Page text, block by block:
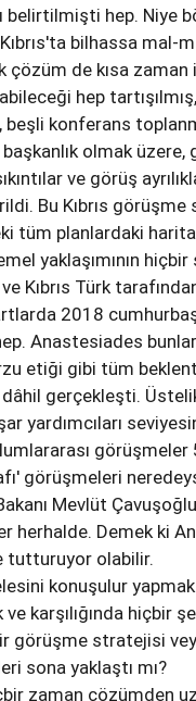
belirtilmişti hep. Niye
bilhassa mal-
çözüm de kısa
hep
konferans
olmak üzere,
ve görüş
Bu Kıbrıs
tüm planlardaki
yaklaşımının
Kıbrıs Türk
2018
Anastesiades
etiği gibi tüm
gerçekleşti.
yardımcıları
görüşmeleri
Mevlüt
herhalde. Demek ki
tutturuyor olabilir.
konuşulur
karşılığında hiçbir
görüşme stratejisi
sona yaklaştı mı?
zaman çözümden